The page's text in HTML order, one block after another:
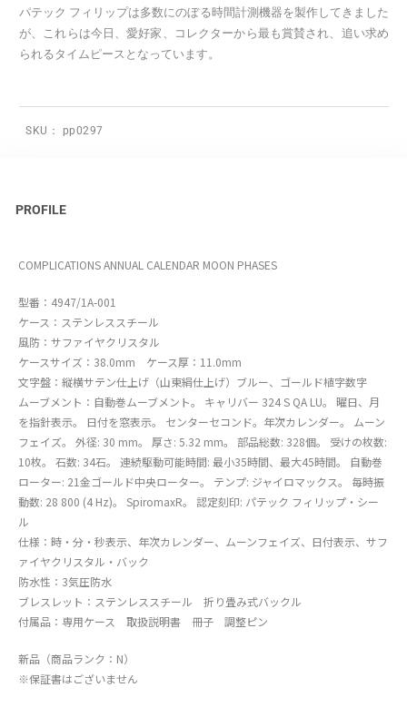
パテック フィリップは多数にのぼる時間計測機器を製作してきました
が、これらは今日、愛好家、コレクターから最も賞賛され、追い求め
られるタイムピースとなっています。
SKU： pp0297
PROFILE
COMPLICATIONS ANNUAL CALENDAR MOON PHASES
型番：4947/1A-001
ケース：ステンレススチール
風防：サファイヤクリスタル
ケースサイズ：38.0mm ケース厚：11.0mm
文字盤：縦横サテン仕上げ（山東絹仕上げ）ブルー、ゴールド植字数字
ムーブメント：自動巻ムーブメント。 キャリバー 324 S QA LU。 曜日、月
を指針表示。 日付を窓表示。 センターセコンド。年次カレンダー。 ムーン
フェイズ。 外径: 30 mm。 厚さ: 5.32 mm。 部品総数: 328個。 受けの枚数:
10枚。 石数: 34石。 連続駆動可能時間: 最小35時間、最大45時間。 自動巻
ローター: 21金ゴールド中央ローター。 テンプ: ジャイロマックス。 毎時振
動数: 28 800 (4 Hz)。 SpiromaxR。 認定刻印: パテック フィリップ・シー
ル
仕様：時・分・秒表示、年次カレンダー、ムーンフェイズ、日付表示、サフ
ァイヤクリスタル・バック
防水性：3気圧防水
ブレスレット：ステンレススチール 折り畳み式バックル
付属品：専用ケース 取扱説明書 冊子 調整ピン
新品（商品ランク：N）
※保証書はございません